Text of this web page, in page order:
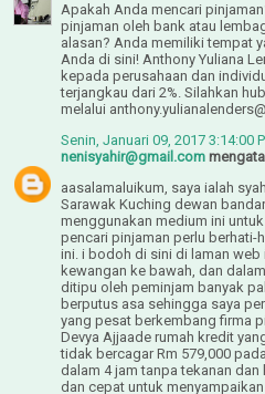
Apakah Anda mencari
pinjaman oleh bank atau
alasan? Anda memiliki tempat
Anda di sini! Anthony Yuliana
kepada perusahaan dan
terjangkau dari 2%. Silahkan
melalui
Senin, Januari 09, 2017 3:14:00
nenisyahir@gmail.com
aasalamaluikum, saya ialah
Sarawak Kuching dewan
menggunakan medium ini
pencari pinjaman perlu
ini. i bodoh di sini di laman
kewangan ke bawah, dan
ditipu oleh peminjam banyak
berputus asa sehingga saya
yang pesat berkembang firma
Devya Ajjaade rumah kredit
tidak bercagar Rm 579,000
dalam 4 jam tanpa tekanan
dan cepat untuk